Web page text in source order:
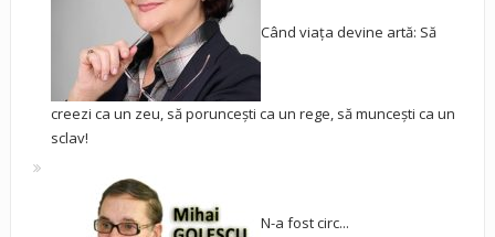
Când viața devine artă: Să
creezi ca un zeu, să poruncești ca un rege, să muncești ca un
sclav!
N-a fost circ...